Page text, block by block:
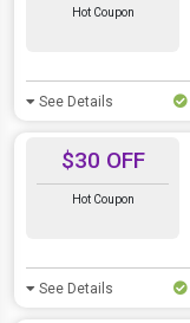
Hot Coupon
See Details
$30 OFF
Hot Coupon
See Details